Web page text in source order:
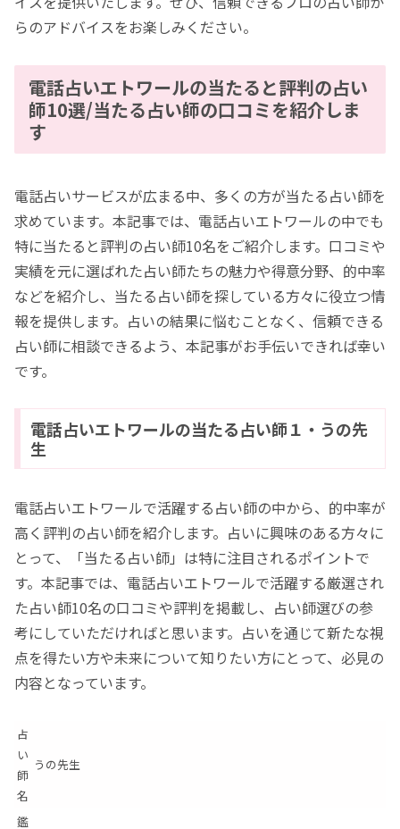
らのアドバイスをお楽しみください。
電話占いエトワールの当たると評判の占い
師10選/当たる占い師の口コミを紹介しま
す
電話占いサービスが広まる中、多くの方が当たる占い師を
求めています。本記事では、電話占いエトワールの中でも
特に当たると評判の占い師10名をご紹介します。口コミや
実績を元に選ばれた占い師たちの魅力や得意分野、的中率
などを紹介し、当たる占い師を探している方々に役立つ情
報を提供します。占いの結果に悩むことなく、信頼できる
占い師に相談できるよう、本記事がお手伝いできれば幸い
です。
電話占いエトワールの当たる占い師１・うの先
生
電話占いエトワールで活躍する占い師の中から、的中率が
高く評判の占い師を紹介します。占いに興味のある方々に
とって、「当たる占い師」は特に注目されるポイントで
す。本記事では、電話占いエトワールで活躍する厳選され
た占い師10名の口コミや評判を掲載し、占い師選びの参
考にしていただければと思います。占いを通じて新たな視
点を得たい方や未来について知りたい方にとって、必見の
内容となっています。
占
い
師
名
うの先生
鑑